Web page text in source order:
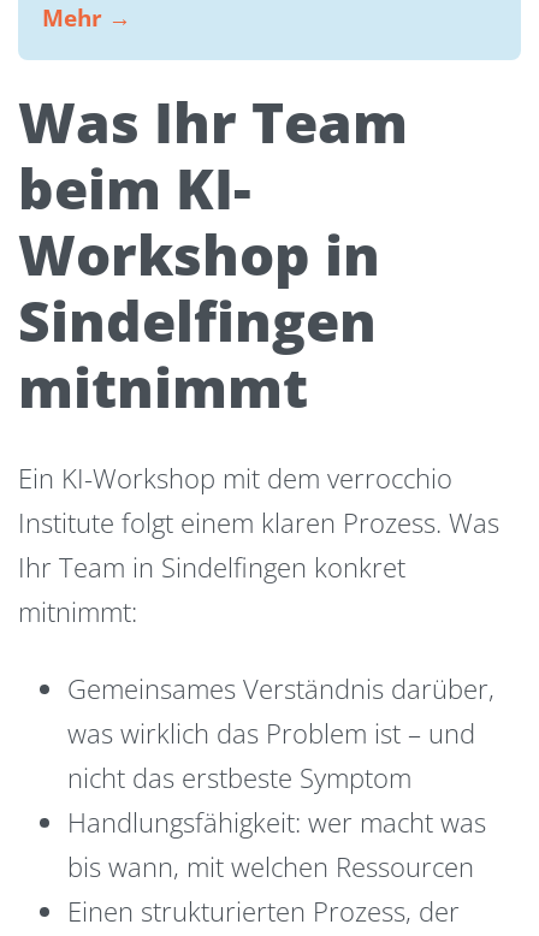
Mehr →
Was Ihr Team
beim KI-
Workshop in
Sindelfingen
mitnimmt
Ein KI-Workshop mit dem verrocchio
Institute folgt einem klaren Prozess. Was
Ihr Team in Sindelfingen konkret
mitnimmt:
Gemeinsames Verständnis darüber,
was wirklich das Problem ist – und
nicht das erstbeste Symptom
Handlungsfähigkeit: wer macht was
bis wann, mit welchen Ressourcen
Einen strukturierten Prozess, der